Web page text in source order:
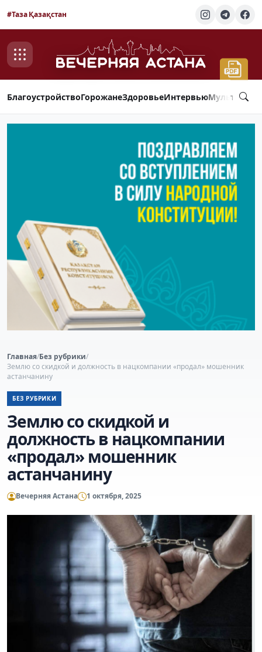
#Таза Қазақстан
БлагоустройствоГорожанеЗдоровьеИнтервью
Главная/Без рубрики/
Землю со скидкой и должность в нацкомпании «продал» мошенник
астанчанину
БЕЗ РУБРИКИ
Землю со скидкой и
должность в нацкомпании
«продал» мошенник
астанчанину
Вечерняя Астана 1 октября, 2025